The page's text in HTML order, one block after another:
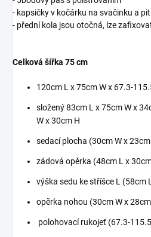
- kapsičky v kočárku na svačinku a
- přední kola jsou otočná, lze
Celková šířka 75 cm
120cm L x 75cm W x 67.3-
složený 83cm L x 75cm W x
W x 30cm H
sedací plocha (30cm W x
zádová opěrka (48cm L x
výška sedu ke stříšce L (58cm
opěrka nohou (30cm W x
polohovací rukojeť (67.3-